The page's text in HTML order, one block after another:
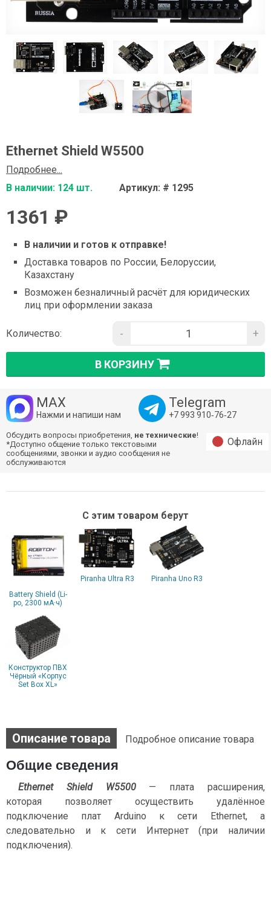
Ethernet Shield W5500
Подробнее...
В наличии: 124 шт.
Артикул: # 1295
1361 ₽
В наличии и готов к отправке!
Доставка товаров по России, Белоруссии,
Казахстану
Возможен безналичный расчёт для юридических
лиц при оформлении заказа
Количество: - +
В КОРЗИНУ
MAX
Нажми и напиши нам
Telegram
+7 993 910‑76‑27
Обсудить вопросы приобретения, не технические!
*Доступно общение только текстовыми
сообщениями, звонки и аудио сообщения не
обслуживаются
Офлайн
С этим товаром берут
Battery Shield (Li-
po, 2300 мА·ч)
Piranha Ultra R3 Piranha Uno R3
Конструктор ПВХ
Чёрный «Корпус
Set Box XL»
Описание товара Подробное описание товара
Общие сведения
Ethernet Shield W5500— плата расширения,
которая позволяет осуществить удалённое
подключение плат Arduino к сети Ethernet, а
следовательно и к сети Интернет (при наличии
подключения).